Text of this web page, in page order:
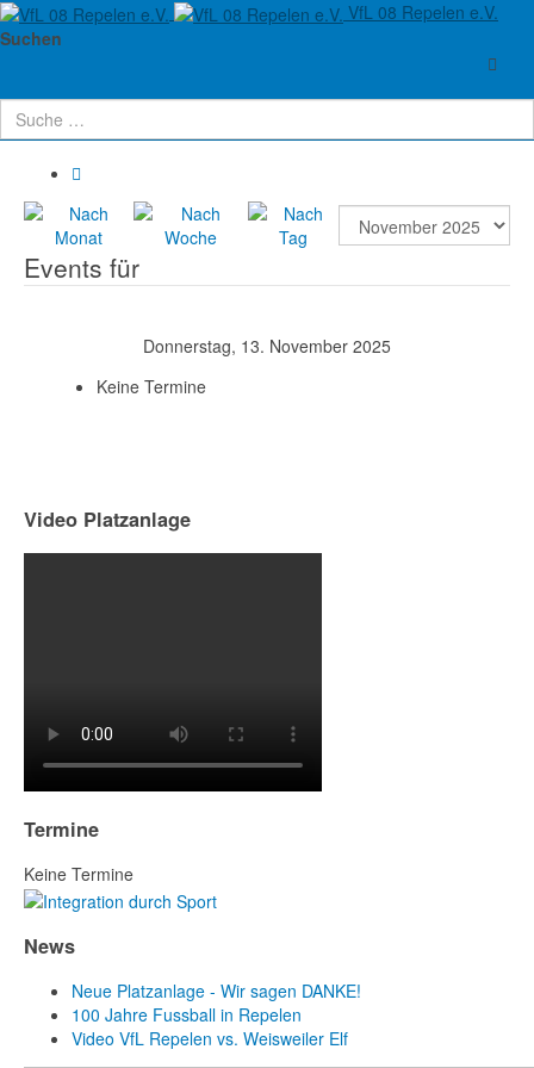
VfL 08 Repelen e.V.
Suchen
Aktuelle Seite:
Terminkalender
Events für
Donnerstag, 13. November 2025
Keine Termine
Video Platzanlage
Termine
Keine Termine
News
Neue Platzanlage - Wir sagen DANKE!
100 Jahre Fussball in Repelen
Video VfL Repelen vs. Weisweiler Elf